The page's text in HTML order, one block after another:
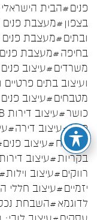
פנים#הבית הישראלי
בצפון #מעצבת פנים
ובתים#מעצבת
בחיפה#מעצבת
משרדים#עיצוב
ועיצוב בתים פרטיים
מטבחים#עיצוב
כושר#עיצוב דירות AIRBNB
פנים#עיצוב דירה
המטבח#עיצוב פנים
בקריות#עיצוב
רווקים#עיצוב וילות
יזמיים#עיצוב חללי
לדוגמא#השבחת